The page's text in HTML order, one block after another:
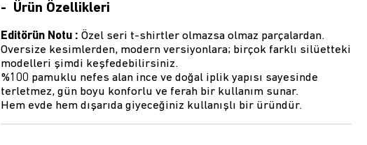
Ürün Özellikleri
Editörün Notu : Özel seri t-shirtler olmazsa olmaz parçalardan.
Oversize kesimlerden, modern versiyonlara; birçok farklı silüetteki
modelleri şimdi keşfedebilirsiniz.
%100 pamuklu nefes alan ince ve doğal iplik yapısı sayesinde
terletmez, gün boyu konforlu ve ferah bir kullanım sunar.
Hem evde hem dışarıda giyeceğiniz kullanışlı bir üründür.